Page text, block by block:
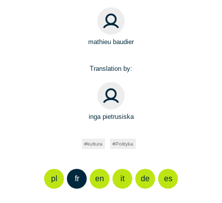
mathieu baudier
Translation by:
inga pietrusiska
kultura Polityka
pl fr en it de es